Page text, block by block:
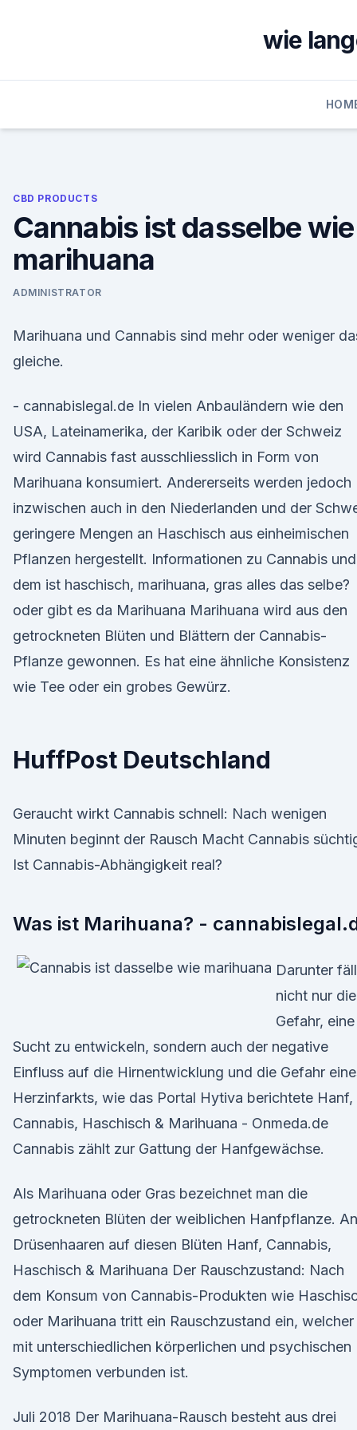
wie
CBD PRODUCTS
Cannabis ist dasselbe wie
marihuana
ADMINISTRATOR
Marihuana und Cannabis sind mehr oder weniger
gleiche.
- cannabislegal.de In vielen Anbauländern wie den
USA, Lateinamerika, der Karibik oder der Schweiz
wird Cannabis fast ausschliesslich in Form von
Marihuana konsumiert. Andererseits werden jedoch
inzwischen auch in den Niederlanden und der
geringere Mengen an Haschisch aus einheimischen
Pflanzen hergestellt. Informationen zu Cannabis und
dem ist haschisch, marihuana, gras alles das selbe?
oder gibt es da Marihuana Marihuana wird aus den
getrockneten Blüten und Blättern der Cannabis-
Pflanze gewonnen. Es hat eine ähnliche Konsistenz
wie Tee oder ein grobes Gewürz.
HuffPost Deutschland
Geraucht wirkt Cannabis schnell: Nach wenigen
Minuten beginnt der Rausch Macht Cannabis
Ist Cannabis-Abhängigkeit real?
Was ist Marihuana? -
Darunter
nicht nur die
Gefahr, eine
Sucht zu entwickeln, sondern auch der negative
Einfluss auf die Hirnentwicklung und die Gefahr
Herzinfarkts, wie das Portal Hytiva berichtete Hanf,
Cannabis, Haschisch & Marihuana - Onmeda.de
Cannabis zählt zur Gattung der Hanfgewächse.
Als Marihuana oder Gras bezeichnet man die
getrockneten Blüten der weiblichen Hanfpflanze. An
Drüsenhaaren auf diesen Blüten Hanf, Cannabis,
Haschisch & Marihuana Der Rauschzustand: Nach
dem Konsum von Cannabis-Produkten wie
oder Marihuana tritt ein Rauschzustand ein, welcher
mit unterschiedlichen körperlichen und psychischen
Symptomen verbunden ist.
Juli 2018 Der Marihuana-Rausch besteht aus drei